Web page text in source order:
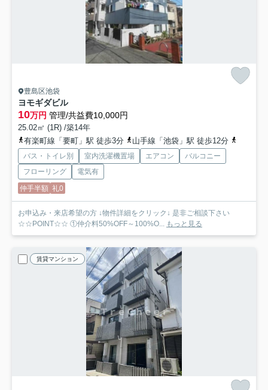
豊島区池袋
ヨモギダビル
10万円 管理/共益費10,000円
25.02㎡ (1R) /築14年
有楽町線「要町」駅 徒歩3分
山手線「池袋」駅 徒歩12分
バス・トイレ別 室内洗濯機置場 エアコン
バルコニー
フローリング
電気有
仲手半額 礼0
お申込み・来店希望の方 ↓物件詳細をクリック↓ 是非ご相談下さい
☆☆POINT☆☆ ①仲介料50%OFF～100%O... もっと見る
賃貸マンション